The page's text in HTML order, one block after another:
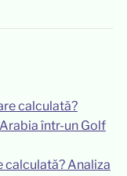
calculată? Analiza